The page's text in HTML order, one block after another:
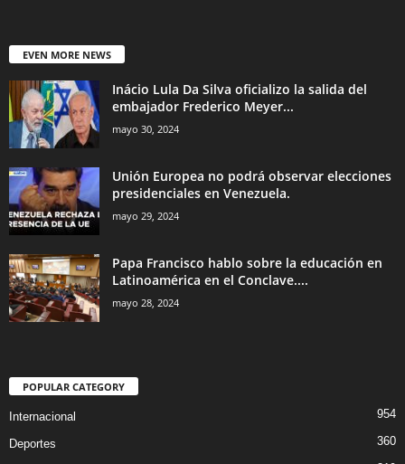
EVEN MORE NEWS
Inácio Lula Da Silva oficializo la salida del
embajador Frederico Meyer...
mayo 30, 2024
Unión Europea no podrá observar elecciones
presidenciales en Venezuela.
mayo 29, 2024
Papa Francisco hablo sobre la educación en
Latinoamérica en el Conclave....
mayo 28, 2024
POPULAR CATEGORY
Internacional 954
Deportes
360